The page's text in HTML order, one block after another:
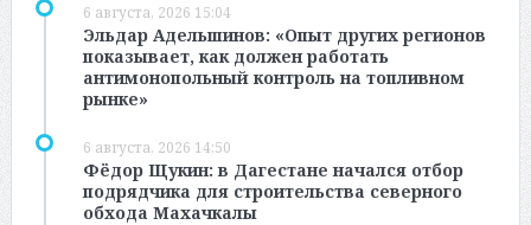
6 августа, 2026 15:04
Эльдар Адельшинов: «Опыт других регионов
показывает, как должен работать
антимонопольный контроль на топливном
рынке»
6 августа, 2026 14:50
Фёдор Щукин: в Дагестане начался отбор
подрядчика для строительства северного
обхода Махачкалы